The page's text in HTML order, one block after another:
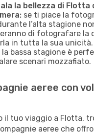
la bellezza di Flotta
se ti piace la
l’alta stagione
di fotografare la
in tutta la sua
la bassa stagione è
scenari mozzafiato.
aeree con
il tuo viaggio a Flotta,
aeree che